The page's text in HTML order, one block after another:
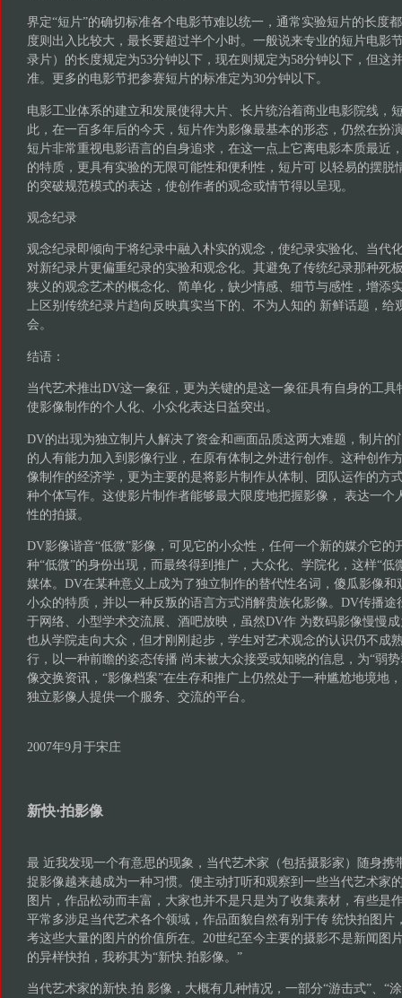
界定“短片”的确切标准各个电影节难以统一，通常实验短片的长度
度则出入比较大，最长要超过半个小时。一般说来专业的短片电影
录片）的长度规定为53分钟以下，现在则规定为58分钟以下，但这
准。更多的电影节把参赛短片的标准定为30分钟以下。
电影工业体系的建立和发展使得大片、长片统治着商业电影院线，
此，在一百多年后的今天，短片作为影像最基本的形态，仍然在扮
短片非常重视电影语言的自身追求，在这一点上它离电影本质最近
的特质，更具有实验的无限可能性和便利性，短片可 以轻易的摆脱
的突破规范模式的表达，使创作者的观念或情节得以呈现。
观念纪录
观念纪录即倾向于将纪录中融入朴实的观念，使纪录实验化、当代
对新纪录片更偏重纪录的实验和观念化。其避免了传统纪录那种死
狭义的观念艺术的概念化、简单化，缺少情感、细节与感性，增添
上区别传统纪录片趋向反映真实当下的、不为人知的 新鲜话题，给
会。
结语：
当代艺术推出DV这一象征，更为关键的是这一象征具有自身的工
使影像制作的个人化、小众化表达日益突出。
DV的出现为独立制片人解决了资金和画面品质这两大难题，制片的
的人有能力加入到影像行业，在原有体制之外进行创作。这种创作
像制作的经济学，更为主要的是将影片制作从体制、团队运作的方
种个体写作。这使影片制作者能够最大限度地把握影像， 表达一个
性的拍摄。
DV影像谐音“低微”影像，可见它的小众性，任何一个新的媒介它的
种“低微”的身份出现，而最终得到推广，大众化、学院化，这样“低
媒体。DV在某种意义上成为了独立制作的替代性名词，傻瓜影像和
小众的特质，并以一种反叛的语言方式消解贵族化影像。DV传播途
于网络、小型学术交流展、酒吧放映，虽然DV作 为数码影像慢慢
也从学院走向大众，但才刚刚起步，学生对艺术观念的认识仍不成
行，以一种前瞻的姿态传播 尚未被大众接受或知晓的信息，为“弱
像交换资讯，“影像档案”在生存和推广上仍然处于一种尴尬地境地
独立影像人提供一个服务、交流的平台。
2007年9月于宋庄
新快·拍影像
最 近我发现一个有意思的现象，当代艺术家（包括摄影家）随身携
捉影像越来越成为一种习惯。便主动打听和观察到一些当代艺术家
图片，作品松动而丰富，大家也并不是只是为了收集素材，有些是
平常多涉足当代艺术各个领域，作品面貌自然有别于传 统快拍图片
考这些大量的图片的价值所在。20世纪至今主要的摄影不是新闻图
的异样快拍，我称其为“新快.拍影像。”
当代艺术家的新快.拍 影像，大概有几种情况，一部分“游击式”、“